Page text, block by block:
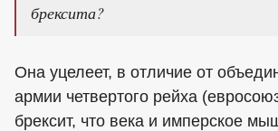
брексита?
Она уцелеет, в отличие от
армии четвертого рейха
брексит, что века и имперское